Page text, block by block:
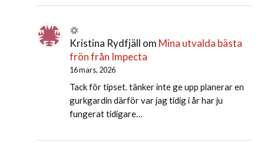
Kristina Rydfjäll om Mina utvalda bästa
frön från Impecta
16 mars, 2026
Tack för tipset. tänker inte ge upp planerar en
gurkgardin därför var jag tidig i år har ju
fungerat tidigare…